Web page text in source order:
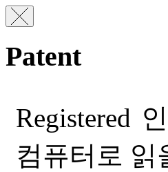
Patent
Registered
컴퓨터로 읽